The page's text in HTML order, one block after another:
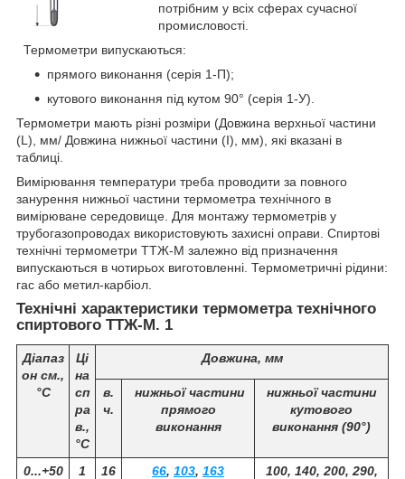
потрібним у всіх сферах сучасної
промисловості.
Термометри випускаються:
прямого виконання (серія 1-П);
кутового виконання під кутом 90° (серія 1-У).
Термометри мають різні розміри (Довжина верхньої частини
(L), мм/ Довжина нижньої частини (I), мм), які вказані в
таблиці.
Вимірювання температури треба проводити за повного
занурення нижньої частини термометра технічного в
вимірюване середовище. Для монтажу термометрів у
трубогазопроводах використовують захисні оправи. Спиртові
технічні термометри ТТЖ-М залежно від призначення
випускаються в чотирьох виготовленні. Термометричні рідини:
гас або метил-карбіол.
Технічні характеристики термометра технічного
спиртового ТТЖ-М. 1
Діапаз
он см.,
°С
Ці
на
сп
ра
в.,
°С
Довжина, мм
в.
ч.
нижньої частини
прямого
виконання
нижньої частини
кутового
виконання (90°)
0...+50 1
16
66, 103, 163
100, 140, 200, 290,